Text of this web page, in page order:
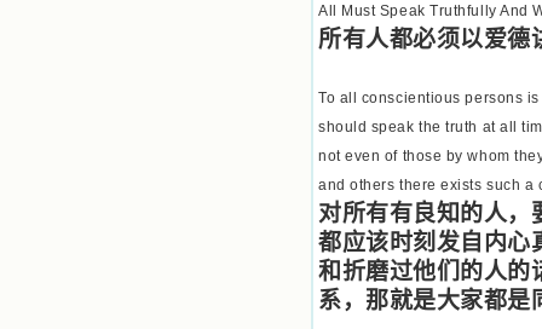
All Must Speak Truthfully And
所有人都必须以爱德
To all conscientious persons
should speak the truth at all
not even of those by whom
and others there exists such a
对所有有良知的人，
都应该时刻发自内心
和折磨过他们的人的
系，那就是大家都是